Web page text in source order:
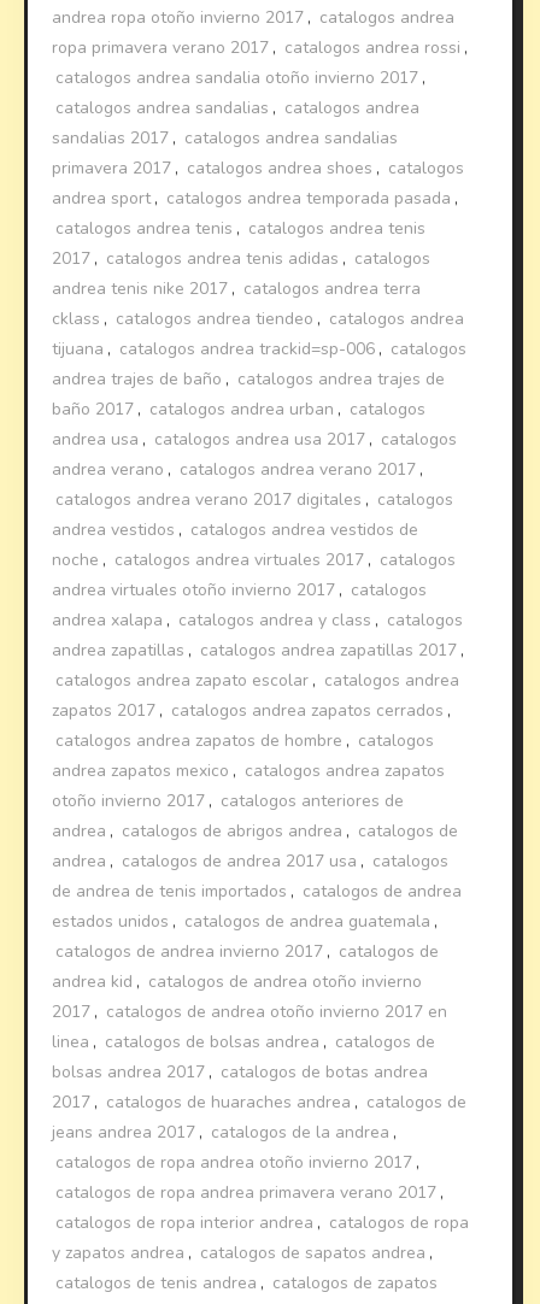
andrea ropa otoño invierno 2017 , catalogos andrea
ropa primavera verano 2017 , catalogos andrea rossi ,
catalogos andrea sandalia otoño invierno 2017 ,
catalogos andrea sandalias , catalogos andrea
sandalias 2017 , catalogos andrea sandalias
primavera 2017 , catalogos andrea shoes , catalogos
andrea sport, catalogos andrea temporada pasada ,
catalogos andrea tenis , catalogos andrea tenis
2017 , catalogos andrea tenis adidas , catalogos
andrea tenis nike 2017 , catalogos andrea terra
cklass , catalogos andrea tiendeo , catalogos andrea
tijuana , catalogos andrea trackid=sp-006 , catalogos
andrea trajes de baño , catalogos andrea trajes de
baño 2017 , catalogos andrea urban , catalogos
andrea usa , catalogos andrea usa 2017 , catalogos
andrea verano , catalogos andrea verano 2017 ,
catalogos andrea verano 2017 digitales , catalogos
andrea vestidos , catalogos andrea vestidos de
noche , catalogos andrea virtuales 2017 , catalogos
andrea virtuales otoño invierno 2017 , catalogos
andrea xalapa , catalogos andrea y class , catalogos
andrea zapatillas , catalogos andrea zapatillas 2017 ,
catalogos andrea zapato escolar , catalogos andrea
zapatos 2017 , catalogos andrea zapatos cerrados ,
catalogos andrea zapatos de hombre , catalogos
andrea zapatos mexico , catalogos andrea zapatos
otoño invierno 2017 , catalogos anteriores de
andrea , catalogos de abrigos andrea , catalogos de
andrea , catalogos de andrea 2017 usa , catalogos
de andrea de tenis importados , catalogos de andrea
estados unidos , catalogos de andrea guatemala ,
catalogos de andrea invierno 2017 , catalogos de
andrea kid , catalogos de andrea otoño invierno
2017 , catalogos de andrea otoño invierno 2017 en
linea , catalogos de bolsas andrea , catalogos de
bolsas andrea 2017 , catalogos de botas andrea
2017 , catalogos de huaraches andrea , catalogos de
jeans andrea 2017 , catalogos de la andrea ,
catalogos de ropa andrea otoño invierno 2017 ,
catalogos de ropa andrea primavera verano 2017 ,
catalogos de ropa interior andrea , catalogos de ropa
y zapatos andrea , catalogos de sapatos andrea ,
catalogos de tenis andrea , catalogos de zapatos